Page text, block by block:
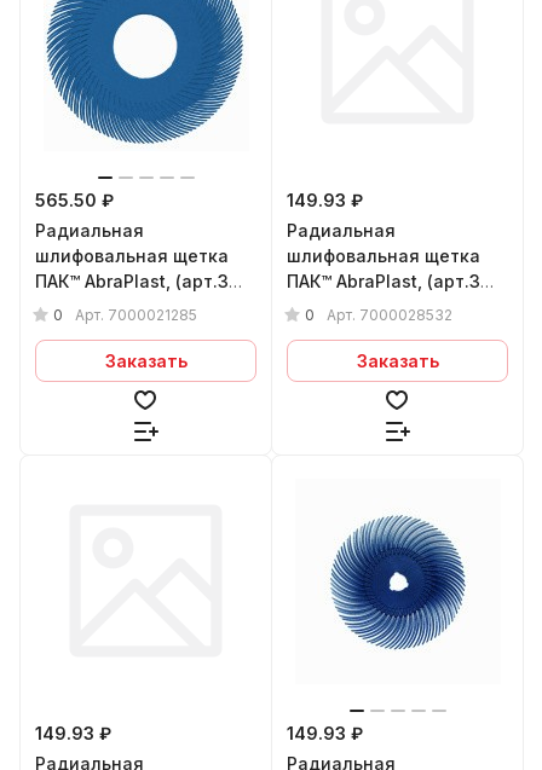
565.50 ₽
Радиальная
шлифовальная щетка
ПАК™ AbraPlast, (арт.3М
33056)150x1,5x25 мм,
0 Арт. 7000021285
Заказать
149.93 ₽
Радиальная
шлифовальная щетка
ПАК™ AbraPlast, (арт.3М
30139) 75х1,5х9 мм,
0 Арт. 7000028532
Заказать
149.93 ₽
Радиальная
149.93 ₽
Радиальная